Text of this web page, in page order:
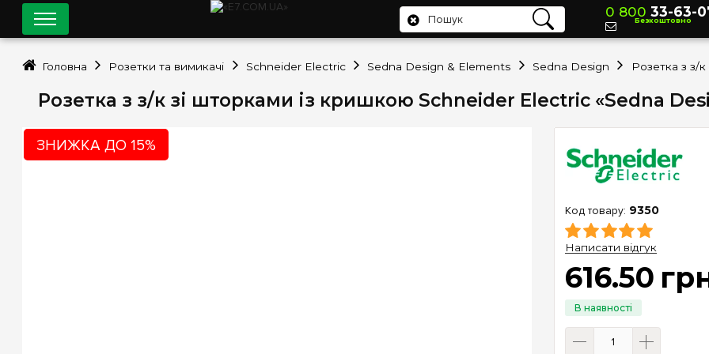
Розетка з з/к зі шторками із кришкою Schneider Electric «Sedna
ЗНИЖКА ДО 15%
9350
Написати відгук
616.50
0 800 33-63-
Безкоштовно
Головна Розетки та вимикачі Schneider Electric Sedna Design & Elements Sedna Design